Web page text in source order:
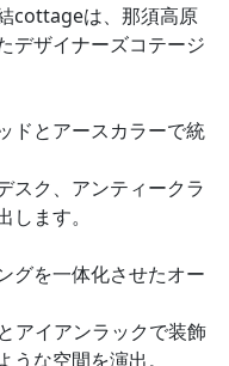
cottageは、那須高原
デザイナーズコテージ
ドとアースカラーで統
スク、アンティークラ
ます。
グを一体化させたオー
アイアンラックで装飾
な空間を演出。